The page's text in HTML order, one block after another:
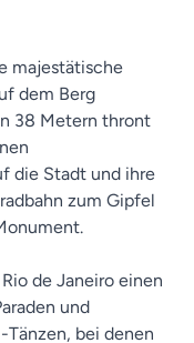
majestätische
dem Berg
38 Metern thront
die Stadt und ihre
zum Gipfel
de Janeiro einen
und
bei denen